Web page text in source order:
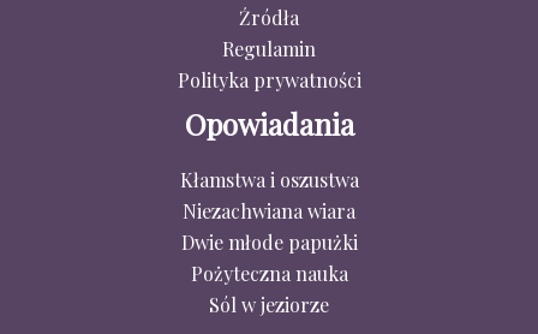
Źródła
Regulamin
Polityka prywatności
Opowiadania
Kłamstwa i oszustwa
Niezachwiana wiara
Dwie młode papużki
Pożyteczna nauka
Sól w jeziorze